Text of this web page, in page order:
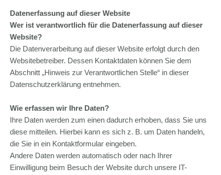
Datenerfassung auf dieser Website
Wer ist verantwortlich für die Datenerfassung auf dieser
Website?
Die Datenverarbeitung auf dieser Website erfolgt durch den
Websitebetreiber. Dessen Kontaktdaten können Sie dem
Abschnitt „Hinweis zur Verantwortlichen Stelle“ in dieser
Datenschutzerklärung entnehmen.
Wie erfassen wir Ihre Daten?
Ihre Daten werden zum einen dadurch erhoben, dass Sie uns
diese mitteilen. Hierbei kann es sich z. B. um Daten handeln,
die Sie in ein Kontaktformular eingeben.
Andere Daten werden automatisch oder nach Ihrer
Einwilligung beim Besuch der Website durch unsere IT-